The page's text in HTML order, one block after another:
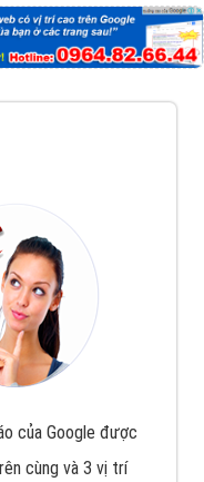
của Google được
cùng và 3 vị trí